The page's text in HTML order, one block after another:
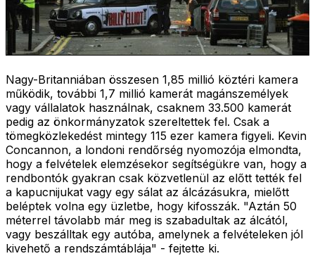
Nagy-Britanniában összesen 1,85 millió köztéri kamera
működik, további 1,7 millió kamerát magánszemélyek
vagy vállalatok használnak, csaknem 33.500 kamerát
pedig az önkormányzatok szereltettek fel. Csak a
tömegközlekedést mintegy 115 ezer kamera figyeli. Kevin
Concannon, a londoni rendőrség nyomozója elmondta,
hogy a felvételek elemzésekor segítségükre van, hogy a
rendbontók gyakran csak közvetlenül az előtt tették fel
a kapucnijukat vagy egy sálat az álcázásukra, mielőtt
beléptek volna egy üzletbe, hogy kifosszák. "Aztán 50
méterrel távolabb már meg is szabadultak az álcától,
vagy beszálltak egy autóba, amelynek a felvételeken jól
kivehető a rendszámtáblája" - fejtette ki.